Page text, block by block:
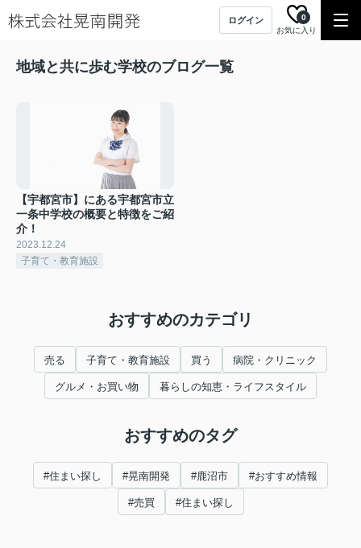
ログイン
お気に入り
0
地域と共に歩む学校のブログ一覧
【宇都宮市】にある宇都宮市立
一条中学校の概要と特徴をご紹
介！
2023.12.24
子育て・教育施設
おすすめのカテゴリ
売る 子育て・教育施設 買う 病院・クリニック
グルメ・お買い物 暮らしの知恵・ライフスタイル
おすすめのタグ
#住まい探し #晃南開発 #鹿沼市 #おすすめ情報
#売買 #住まい探し